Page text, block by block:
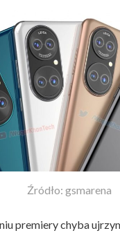
Źródło: gsmarena
premiery chyba